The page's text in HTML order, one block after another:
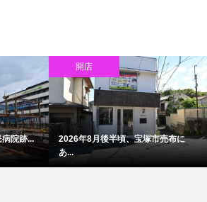
院跡...
開店
2026年8月後半頃、宝塚市売布に
あ...